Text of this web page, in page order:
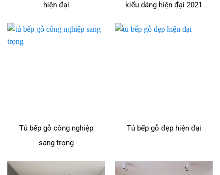
hiện đại
kiểu dáng hiện đại 2021
Tủ bếp gỗ công nghiệp
sang trọng
Tủ bếp gỗ đẹp hiện đại